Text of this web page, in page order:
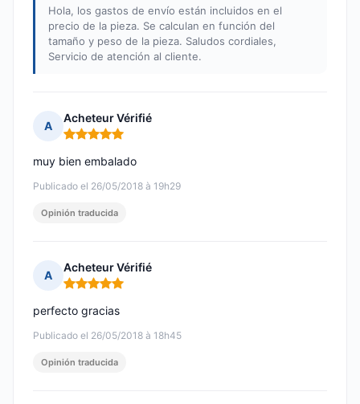
Hola, los gastos de envío están incluidos en el
precio de la pieza. Se calculan en función del
tamaño y peso de la pieza. Saludos cordiales,
Servicio de atención al cliente.
A
Acheteur Vérifié
Nota: 5 de 5
Publicado el 26/05/2018 à 19h29
muy bien embalado
Opinión traducida
A
Acheteur Vérifié
Nota: 5 de 5
Publicado el 26/05/2018 à 18h45
perfecto gracias
Opinión traducida